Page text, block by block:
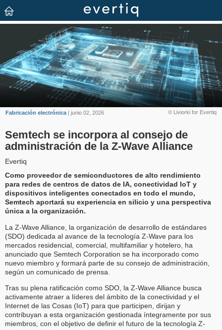
© Liviorki for Evertiq
Fabricación electrónica | junio 02, 2026
Semtech se incorpora al consejo de
administración de la Z-Wave Alliance
Evertiq
Como proveedor de semiconductores de alto rendimiento
para redes de centros de datos de IA, conectividad IoT y
dispositivos inteligentes conectados en todo el mundo,
Semtech aportará su experiencia en silicio y una perspectiva
única a la organización.
La Z-Wave Alliance, la organización de desarrollo de estándares
(SDO) dedicada al avance de la tecnología Z-Wave para los
mercados residencial, comercial, multifamiliar y hotelero, ha
anunciado que Semtech Corporation se ha incorporado como
nuevo miembro y formará parte de su consejo de administración,
según un comunicado de prensa.
Tras su plena ratificación como SDO, la Z-Wave Alliance busca
activamente atraer a líderes del ámbito de la conectividad y el
Internet de las Cosas (IoT) para que participen, dirijan y
contribuyan a esta organización gestionada íntegramente por sus
miembros, con el objetivo de definir el futuro de la tecnología Z-